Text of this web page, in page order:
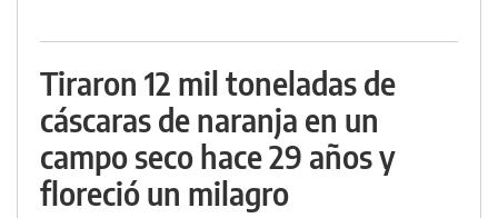
Tiraron 12 mil toneladas de
cáscaras de naranja en un
campo seco hace 29 años y
floreció un milagro